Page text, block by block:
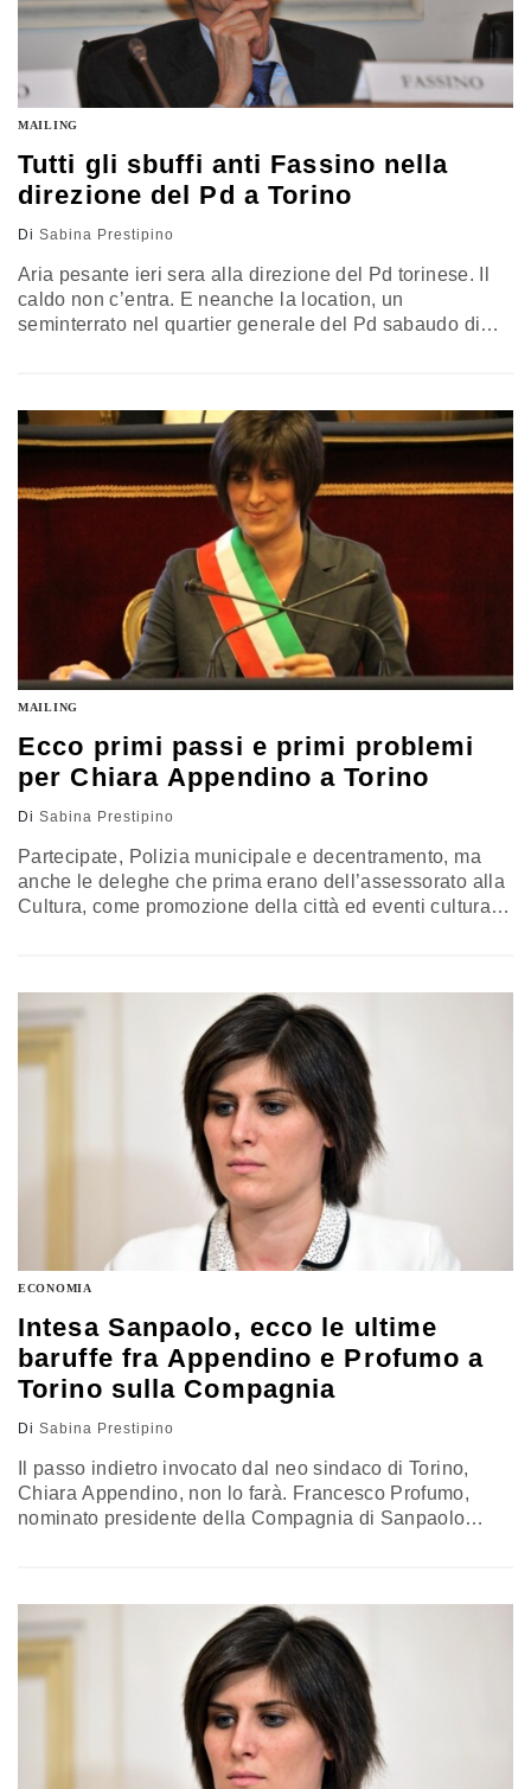
MAILING
Tutti gli sbuffi anti Fassino nella
direzione del Pd a Torino
Di Sabina Prestipino
Aria pesante ieri sera alla direzione del Pd torinese. Il
caldo non c’entra. E neanche la location, un
seminterrato nel quartier generale del Pd sabaudo di
intenti a voltarsi verso Piero Fassino quando
dall’oratore di…
MAILING
Ecco primi passi e primi problemi
per Chiara Appendino a Torino
Di Sabina Prestipino
Partecipate, Polizia municipale e decentramento, ma
anche le deleghe che prima erano dell’assessorato alla
Cultura, come promozione della città ed eventi culturali.
importanti. E’ il new deal penstastellato di Torino, che è
iniziato…
ECONOMIA
Intesa Sanpaolo, ecco le ultime
baruffe fra Appendino e Profumo a
Torino sulla Compagnia
Di Sabina Prestipino
Il passo indietro invocato dal neo sindaco di Torino,
Chiara Appendino, non lo farà. Francesco Profumo,
nominato presidente della Compagnia di Sanpaolo
dell’ex sindaco di Torino, Piero Fassino, sgombra il
campo dai dubbi sulle sue prossime mosse.…